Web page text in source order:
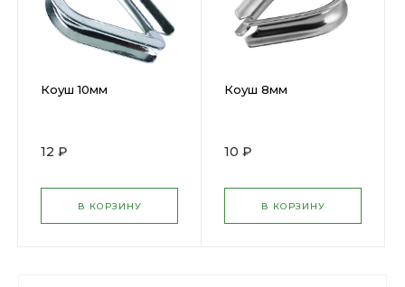
Коуш 10мм
12 ₽
В КОРЗИНУ
Коуш 8мм
10 ₽
В КОРЗИНУ